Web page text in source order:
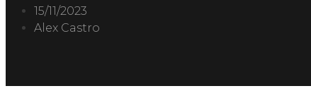
15/11/2023
Alex Castro